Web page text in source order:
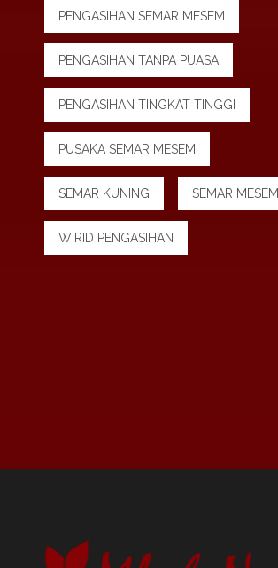
PENGASIHAN SEMAR MESEM
PENGASIHAN TANPA PUASA
PENGASIHAN TINGKAT TINGGI
PUSAKA SEMAR MESEM
SEMAR KUNING SEMAR MESEM
WIRID PENGASIHAN